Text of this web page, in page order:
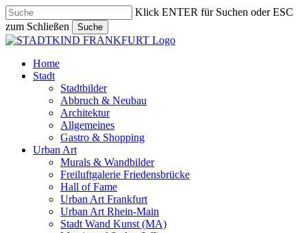
Skip
to
main
content
Klick ENTER für Suchen oder ESC
zum Schließen
Suche
Close
search
Menu
Home
Stadt
Stadtbilder
Abbruch & Neubau
Architektur
Allgemeines
Gastro & Shopping
Urban Art
Murals & Wandbilder
Freiluftgalerie Friedensbrücke
Hall of Fame
Urban Art Frankfurt
Urban Art Rhein-Main
Stadt Wand Kunst (MA)